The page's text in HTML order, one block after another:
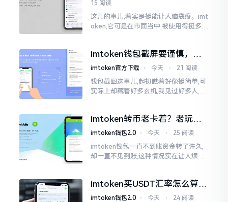
15 阅读
这儿的事儿,着实是挺能让人脑袋疼。imt
oken,它可是在市面当中,被使用得挺多的
imtoken钱包截屏要谨慎，别
把隐私当儿戏
imtoken官方下载 ⋅ 今天 ⋅ 21 阅读
钱包截图这事儿,起初瞧着好像挺简单,可
实际上却藏着好多玄机,我见过好多人,总
得
imtoken转币老卡着？老玩家
教你几招搞定
imtoken钱包2.0 ⋅ 今天 ⋅ 25 阅读
imtoken钱包一直不到账资金转了许久,
却一直不见到账,这种情况实在让人烦躁,
热锅上的蚂蚁,慌乱无措。
imtoken买USDT汇率怎么算？
几点买最划算
imtoken钱包2.0 ⋅ 今天 ⋅ 24 阅读